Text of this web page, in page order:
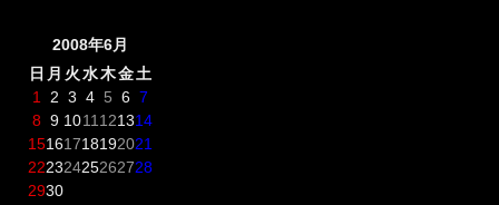
2008年6月
日 月 火水木金土
1
2 3 4 5 6 7
8 9 1011 121314
15161718192021
22232425262728
2930